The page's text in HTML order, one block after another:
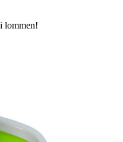
lommen!